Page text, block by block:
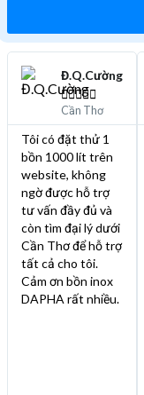
Đ.Q.Cường

Cần Thơ
Tôi có đặt thử 1
bồn 1000 lít trên
website, không
ngờ được hỗ trợ
tư vấn đầy đủ và
còn tìm đại lý dưới
Cần Thơ để hỗ trợ
tất cả cho tôi.
Cảm ơn bồn inox
DAPHA rất nhiều.